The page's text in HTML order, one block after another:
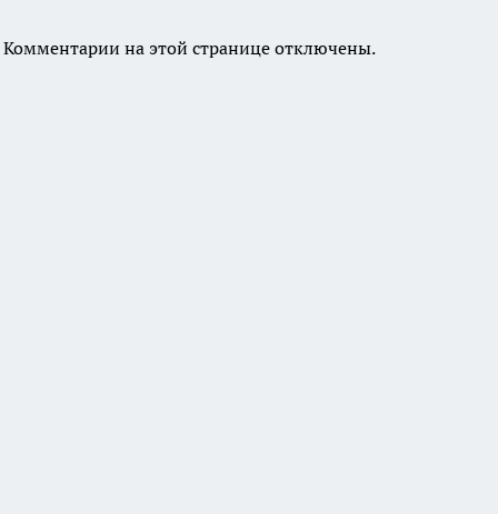
Комментарии на этой странице отключены.